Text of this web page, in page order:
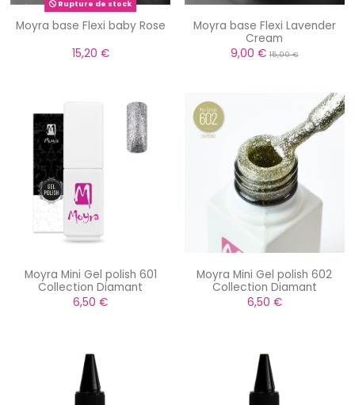
Rupture de stock
Moyra base Flexi baby Rose
15,20 €
Moyra base Flexi Lavender
Cream
9,00 €15,00 €
Moyra Mini Gel polish 601
Collection Diamant
6,50 €
Moyra Mini Gel polish 602
Collection Diamant
6,50 €